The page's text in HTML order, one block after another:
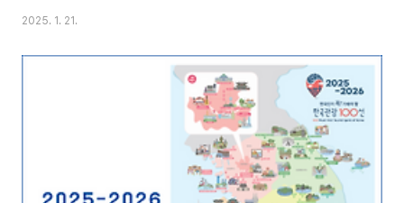
및 관광 팁에 대해 알아보겠습니다. ≣ 목차 오키나와 월별 날씨와 여행 특징오
요합니다. 오키나와의 사계절 날씨와 여행 특징을 자세히 알아보겠습니다.봄
(3월 ~ 5월): 벚꽃과 함께 시작되는 마린 시즌오키나와의 봄은 일본 본토보다
일찍 찾아옵니다. 3월부터 기온이 올라가기 시작해 5월에는 여름 같은 날씨를
경험할 수 있습니다.구분3월4월5월평균기온19°C22°C25° C강수량약
2025. 1. 21.